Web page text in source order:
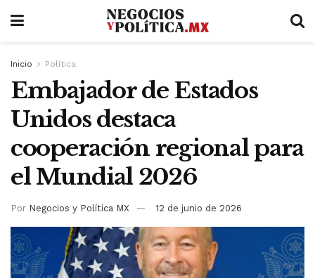
Inicio Política
Embajador de Estados
Unidos destaca
cooperación regional para
el Mundial 2026
Por Negocios y Política MX 12 de junio de 2026